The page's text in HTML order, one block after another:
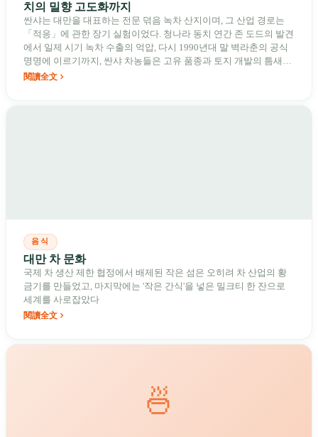
치의 밀향 고도화까지
싼샤는 대만을 대표하는 전문 덖음 녹차 산지이며, 그 산업 경로는
「적응」에 관한 장기 실험이었다. 청나라 동치 연간 존 도드의 발견
에서 일제 시기 녹차 수출의 억압, 다시 1990년대 말 벽라춘의 공식
명명에 이르기까지, 싼샤 차농들은 고유 품종과 토지 개발의 틈새에
서 대만 녹차의 지역 표준을 그려냈다.
閱讀全文
음식
대만 차 문화
국제 차 생산 제한 협정에서 배제된 작은 섬은 오히려 차 산업의 황
금기를 만들었고, 마지막에는 '작은 간식'을 넣은 밀크티 한 잔으로
세계를 사로잡았다
閱讀全文
🍜